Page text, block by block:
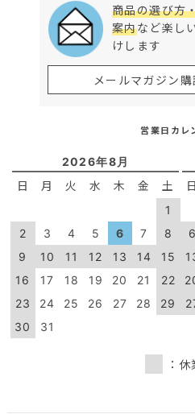
商品の選び方
案内など楽し
けします
メールマガジン
営業日カレ
2026年8月
日 月 火 水 木 金 土
1
2
3 4 5 6 7
8
9
10 11 12 13 14
15
16
17 18 19 20 21
22
23
24 25 26 27 28
29
30
31
日
6
：